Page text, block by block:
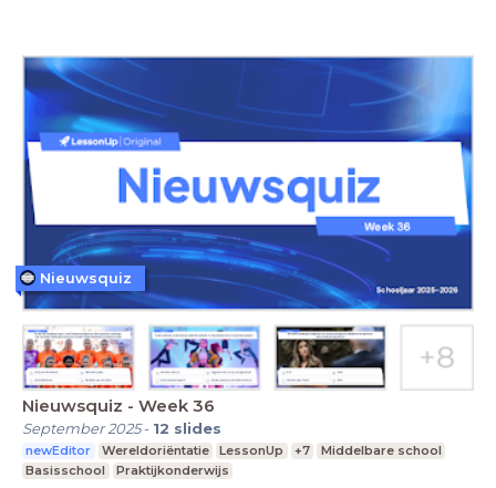
Nieuwsquiz - Week 36
September 2025- 12 slides
newEditor Wereldoriëntatie LessonUp +7
Middelbare school
Basisschool
Praktijkonderwijs
Nieuwsquiz